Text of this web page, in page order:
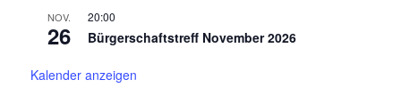
NOV.
26
20:00
Bürgerschaftstreff November 2026
Kalender anzeigen